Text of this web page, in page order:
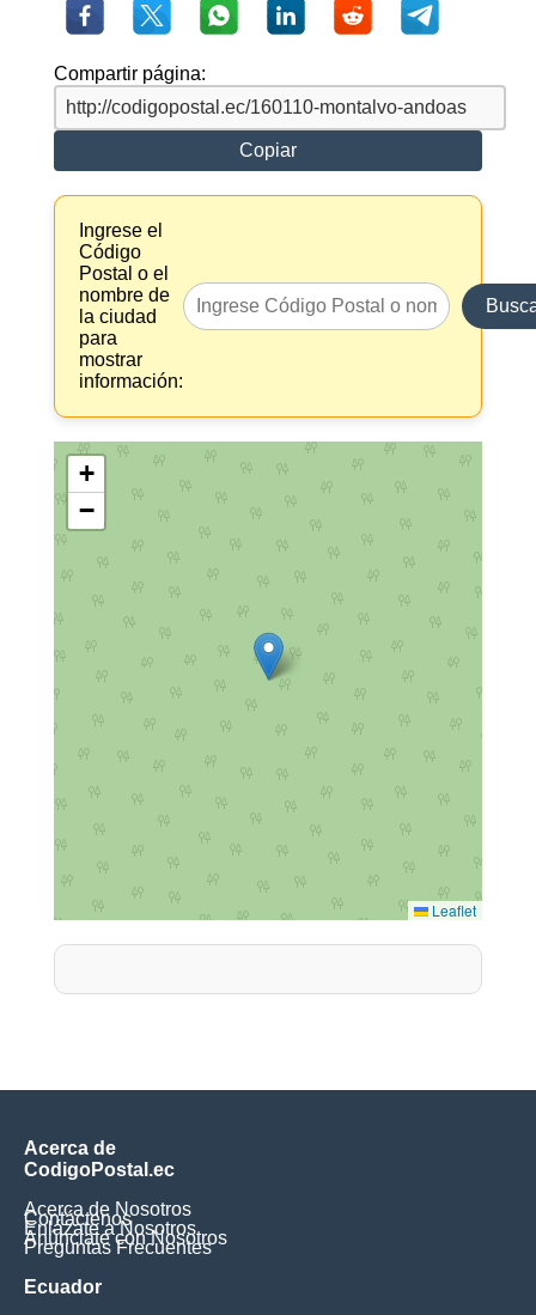
Compartir página:
Copiar
Ingrese el
Código
Postal o el
nombre de
la ciudad
para
mostrar
información:
+
−
Leaflet
Acerca de
CodigoPostal.ec
Acerca de Nosotros
Contáctenos
Enlázate a Nosotros
Anúnciate con Nosotros
Preguntas Frecuentes
Ecuador